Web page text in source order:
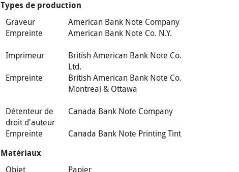
Types de production
Graveur
American Bank Note Company
Empreinte
American Bank Note Co. N.Y.
Imprimeur
British American Bank Note Co.
Ltd.
Empreinte
British American Bank Note Co.
Montreal & Ottawa
Détenteur de
droit d'auteur
Canada Bank Note Company
Empreinte
Canada Bank Note Printing Tint
Matériaux
Objet Papier